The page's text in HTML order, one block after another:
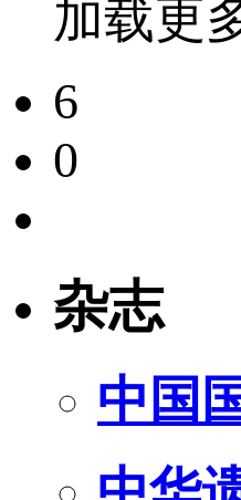
加载更
6
0
杂志
中国